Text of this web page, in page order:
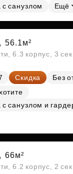
санузлом
Ещё
56.1м²
6.3 корпус, 3
Скидка
Без
санузлом и
66м²
6.2 корпус, 2